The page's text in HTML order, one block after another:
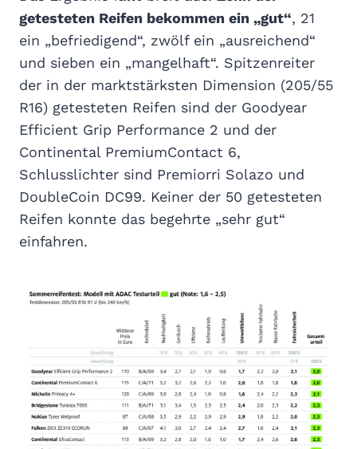
getesteten Reifen bekommen ein „gut“, 21
ein „befriedigend“, zwölf ein „ausreichend“
und sieben ein „mangelhaft“. Spitzenreiter
der in der marktstärksten Dimension (205/55
R16) getesteten Reifen sind der Goodyear
Efficient Grip Performance 2 und der
Continental PremiumContact 6,
Schlusslichter sind Premiorri Solazo und
DoubleCoin DC99. Keiner der 50 getesteten
Reifen konnte das begehrte „sehr gut“
einfahren.